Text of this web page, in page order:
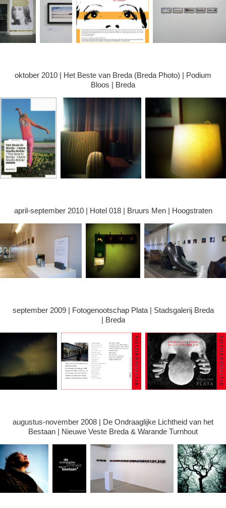
oktober 2010 | Het Beste van Breda (Breda Photo) | Podium
Bloos | Breda
april-september 2010 | Hotel 018 | Bruurs Men | Hoogstraten
september 2009 | Fotogenootschap Plata | Stadsgalerij Breda
| Breda
augustus-november 2008 | De Ondraaglijke Lichtheid van het
Bestaan | Nieuwe Veste Breda & Warande Turnhout